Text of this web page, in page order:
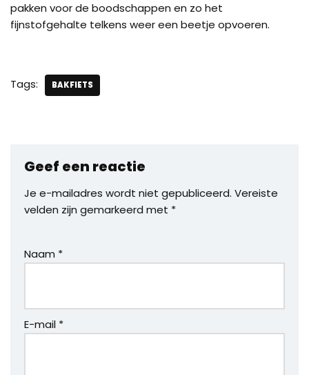
pakken voor de boodschappen en zo het
fijnstofgehalte telkens weer een beetje opvoeren.
Tags: BAKFIETS
Geef een reactie
Je e-mailadres wordt niet gepubliceerd. Vereiste
velden zijn gemarkeerd met *
Naam *
E-mail *